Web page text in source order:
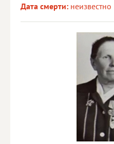
Дата смерти: неизвестно